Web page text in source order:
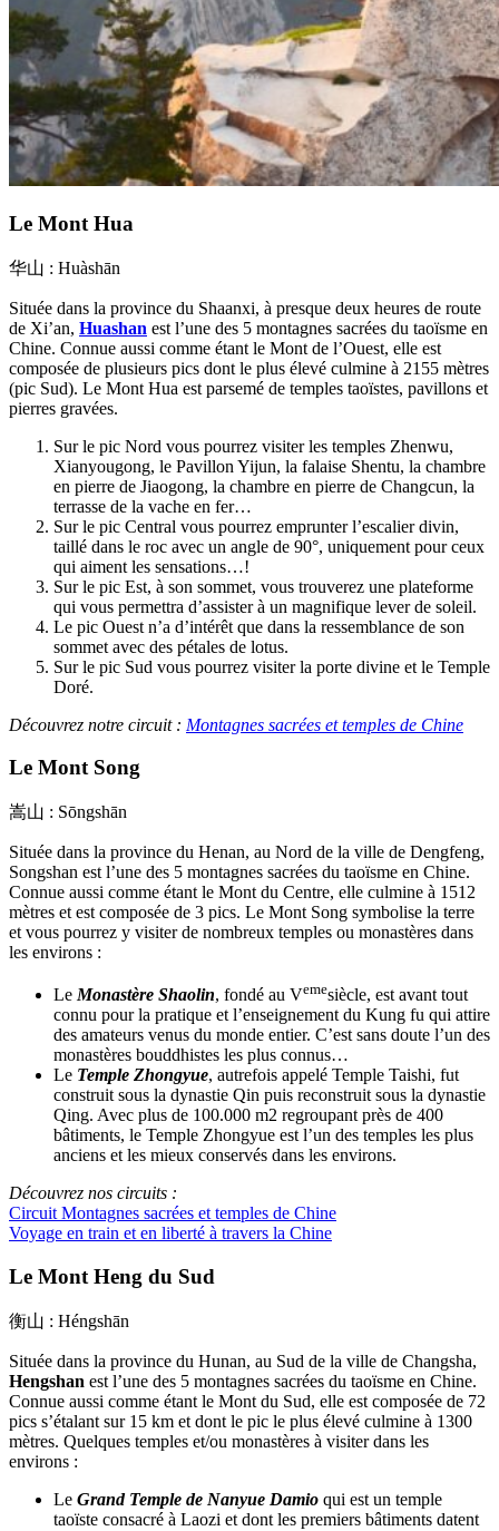
Le Mont Hua
华山 : Huàshān
Située dans la province du Shaanxi, à presque deux heures de route
de Xi’an, Huashan est l’une des 5 montagnes sacrées du taoïsme en
Chine. Connue aussi comme étant le Mont de l’Ouest, elle est
composée de plusieurs pics dont le plus élevé culmine à 2155 mètres
(pic Sud). Le Mont Hua est parsemé de temples taoïstes, pavillons et
pierres gravées.
Sur le pic Nord vous pourrez visiter les temples Zhenwu,
Xianyougong, le Pavillon Yijun, la falaise Shentu, la chambre
en pierre de Jiaogong, la chambre en pierre de Changcun, la
terrasse de la vache en fer…
Sur le pic Central vous pourrez emprunter l’escalier divin,
taillé dans le roc avec un angle de 90°, uniquement pour ceux
qui aiment les sensations…!
Sur le pic Est, à son sommet, vous trouverez une plateforme
qui vous permettra d’assister à un magnifique lever de soleil.
Le pic Ouest n’a d’intérêt que dans la ressemblance de son
sommet avec des pétales de lotus.
Sur le pic Sud vous pourrez visiter la porte divine et le Temple
Doré.
Découvrez notre circuit : Montagnes sacrées et temples de Chine
Le Mont Song
嵩山 : Sōngshān
Située dans la province du Henan, au Nord de la ville de Dengfeng,
Songshan est l’une des 5 montagnes sacrées du taoïsme en Chine.
Connue aussi comme étant le Mont du Centre, elle culmine à 1512
mètres et est composée de 3 pics. Le Mont Song symbolise la terre
et vous pourrez y visiter de nombreux temples ou monastères dans
les environs :
Le Monastère Shaolin, fondé au Vemesiècle, est avant tout
connu pour la pratique et l’enseignement du Kung fu qui attire
des amateurs venus du monde entier. C’est sans doute l’un des
monastères bouddhistes les plus connus…
Le Temple Zhongyue, autrefois appelé Temple Taishi, fut
construit sous la dynastie Qin puis reconstruit sous la dynastie
Qing. Avec plus de 100.000 m2 regroupant près de 400
bâtiments, le Temple Zhongyue est l’un des temples les plus
anciens et les mieux conservés dans les environs.
Découvrez nos circuits :
Circuit Montagnes sacrées et temples de Chine
Voyage en train et en liberté à travers la Chine
Le Mont Heng du Sud
衡山 : Héngshān
Située dans la province du Hunan, au Sud de la ville de Changsha,
Hengshan est l’une des 5 montagnes sacrées du taoïsme en Chine.
Connue aussi comme étant le Mont du Sud, elle est composée de 72
pics s’étalant sur 15 km et dont le pic le plus élevé culmine à 1300
mètres. Quelques temples et/ou monastères à visiter dans les
environs :
Le Grand Temple de Nanyue Damio qui est un temple
taoïste consacré à Laozi et dont les premiers bâtiments datent